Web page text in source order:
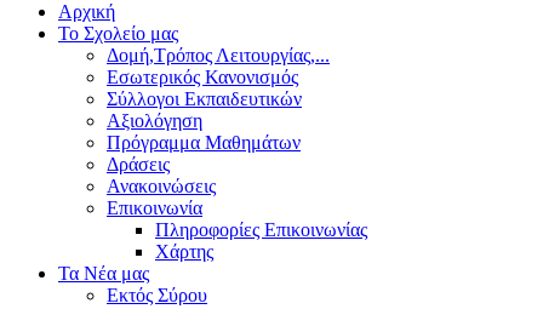
Αρχική
Το Σχολείο μας
Δομή,Τρόπος Λειτουργίας,...
Εσωτερικός Κανονισμός
Σύλλογοι Εκπαιδευτικών
Αξιολόγηση
Πρόγραμμα Μαθημάτων
Δράσεις
Ανακοινώσεις
Επικοινωνία
Πληροφορίες Επικοινωνίας
Χάρτης
Τα Νέα μας
Εκτός Σύρου